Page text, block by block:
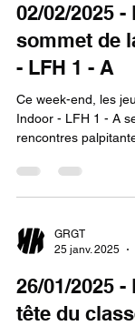
02/02/2025 -
sommet de
- LFH 1 - A
Ce week-end, les
Indoor - LFH 1 - A
rencontres
GRGT
25 janv. 2025
26/01/2025
tête du